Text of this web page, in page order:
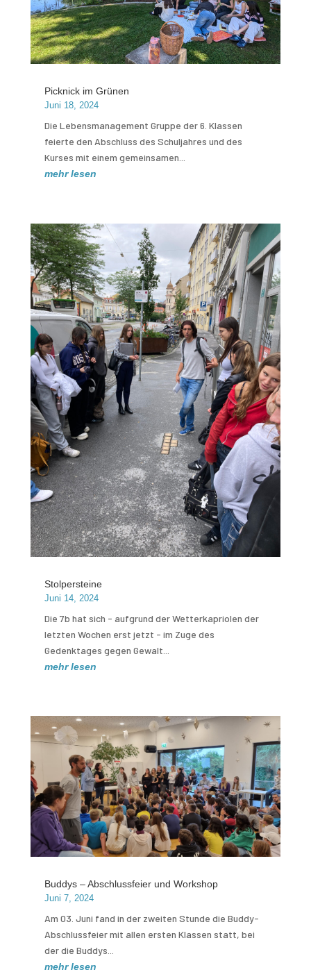
Picknick im Grünen
Juni 18, 2024
Die Lebensmanagement Gruppe der 6. Klassen
feierte den Abschluss des Schuljahres und des
Kurses mit einem gemeinsamen...
mehr lesen
Stolpersteine
Juni 14, 2024
Die 7b hat sich - aufgrund der Wetterkapriolen der
letzten Wochen erst jetzt - im Zuge des
Gedenktages gegen Gewalt...
mehr lesen
Buddys – Abschlussfeier und Workshop
Juni 7, 2024
Am 03. Juni fand in der zweiten Stunde die Buddy-
Abschlussfeier mit allen ersten Klassen statt, bei
der die Buddys...
mehr lesen